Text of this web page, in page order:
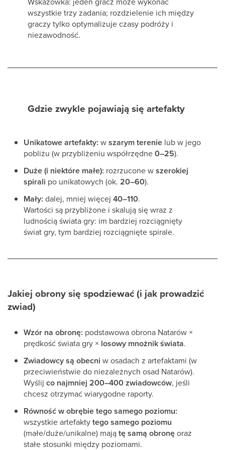
wszystkie trzy zadania; rozdzielenie ich między
graczy tylko optymalizuje czasy podróży i
niezawodność.
Gdzie zwykle pojawiają się artefakty
Unikatowe artefakty: wszarym terenie lub w jego
pobliżu (w przybliżeniu współrzędne0–25).
Duże (i niektóre małe): rozrzucone wszerokiej
spirali po unikatowych (ok. 20–60).
Mały: dalej, mniej więcej 40–110.
Wartości są przybliżone i skalują się wraz z
ludnością świata gry: im bardziej rozciągnięty
świat gry, tym bardziej rozciągnięte spirale.
Jakiej obrony się spodziewać (i jak prowadzić
zwiad)
Wzór na obronę: podstawowa obrona Natarów ×
prędkość świata gry × losowy mnożnik świata.
Zwiadowcy są obecni w osadach z artefaktami (w
przeciwieństwie do niezależnych osad Natarów).
Wyślij co najmniej 200–400 zwiadowców, jeśli
chcesz otrzymać wiarygodne raporty.
Równość w obrębie tego samego poziomu:
wszystkie artefaktytego samego poziomu
(małe/duże/unikalne) majątę samą obronęoraz
stałe stosunki między poziomami.